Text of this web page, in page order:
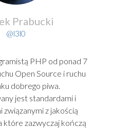
Prabucki
@l3l0
PHP od ponad 7
Open Source i ruchu
dobrego piwa.
jest standardami i
związanymi z jakością
które zazwyczaj kończą